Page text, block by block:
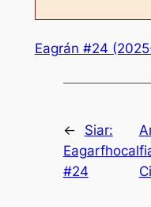
Eagrán #24
←
Siar:
Eagarfhocal
#24